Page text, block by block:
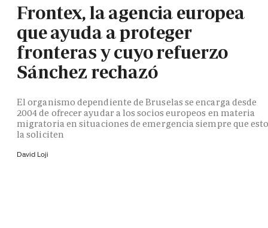
Frontex, la agencia europea
que ayuda a proteger
fronteras y cuyo refuerzo
Sánchez rechazó
El organismo dependiente de Bruselas se encarga desde
2004 de ofrecer ayudar a los socios europeos en materia
migratoria en situaciones de emergencia siempre que
la soliciten
David Loji